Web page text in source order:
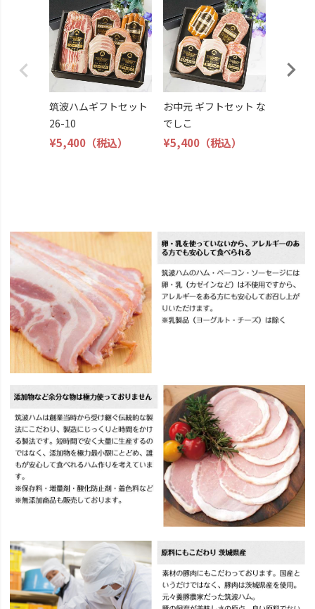
筑波ハムギフトセット
26-10
¥5,400 （税込）
お中元 ギフトセット な
でしこ
¥5,400 （税込）